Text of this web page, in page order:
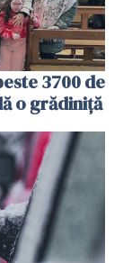
3700 de
o grădiniță